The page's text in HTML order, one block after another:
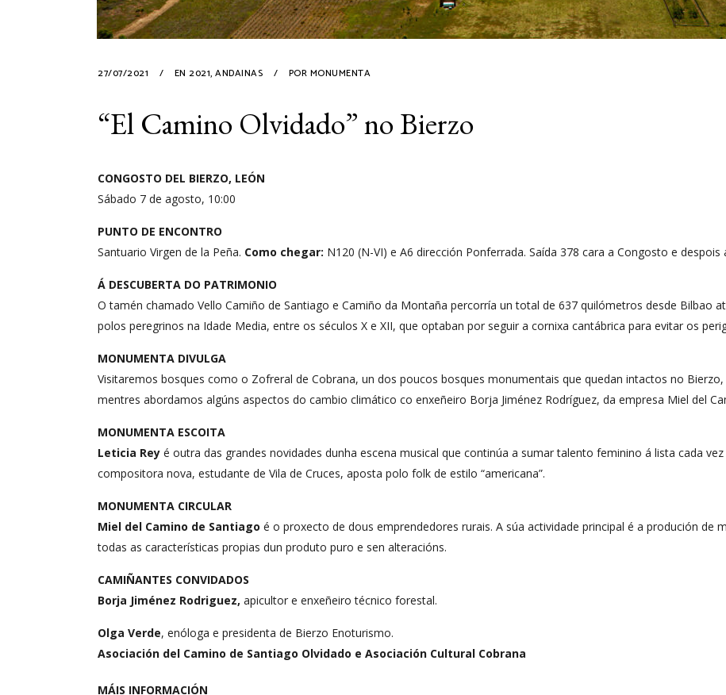
27/07/2021 EN 2021, ANDAINAS POR MONUMENTA
“El Camino Olvidado” no Bierzo
CONGOSTO DEL BIERZO, LEÓN
Sábado 7 de agosto, 10:00
PUNTO DE ENCONTRO
Santuario Virgen de la Peña. Como chegar: N120 (N-VI) e A6 dirección Ponferrada. Saída 378 cara a Congosto e despois
Á DESCUBERTA DO PATRIMONIO
O tamén chamado Vello Camiño de Santiago e Camiño da Montaña percorría un total de 637 quilómetros desde Bilbao
polos peregrinos na Idade Media, entre os séculos X e XII, que optaban por seguir a cornixa cantábrica para evitar os
MONUMENTA DIVULGA
Visitaremos bosques como o Zofreral de Cobrana, un dos poucos bosques monumentais que quedan intactos no
mentres abordamos algúns aspectos do cambio climático co enxeñeiro Borja Jiménez Rodríguez, da empresa Miel del
MONUMENTA ESCOITA
Leticia Rey é outra das grandes novidades dunha escena musical que continúa a sumar talento feminino á lista cada
compositora nova, estudante de Vila de Cruces, aposta polo folk de estilo “americana”.
MONUMENTA CIRCULAR
Miel del Camino de Santiago é o proxecto de dous emprendedores rurais. A súa actividade principal é a produción de
todas as características propias dun produto puro e sen alteracións.
CAMIÑANTES CONVIDADOS
Borja Jiménez Rodriguez, apicultor e enxeñeiro técnico forestal.
Olga Verde, enóloga e presidenta de Bierzo Enoturismo.
Asociación del Camino de Santiago Olvidado e Asociación Cultural Cobrana
MÁIS INFORMACIÓN